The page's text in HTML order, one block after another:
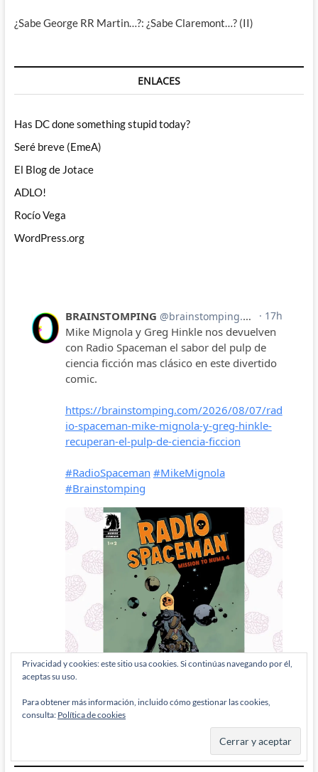
¿Sabe George RR Martin…?: ¿Sabe Claremont…? (II)
ENLACES
Has DC done something stupid today?
Seré breve (EmeA)
El Blog de Jotace
ADLO!
Rocío Vega
WordPress.org
Privacidad y cookies: este sitio usa cookies. Si continúas navegando por él,
aceptas su uso.
Para obtener más información, incluido cómo gestionar las cookies,
consulta: Política de cookies